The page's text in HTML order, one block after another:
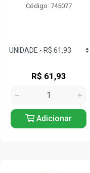
Código: 745077
R$ 61,93
Adicionar